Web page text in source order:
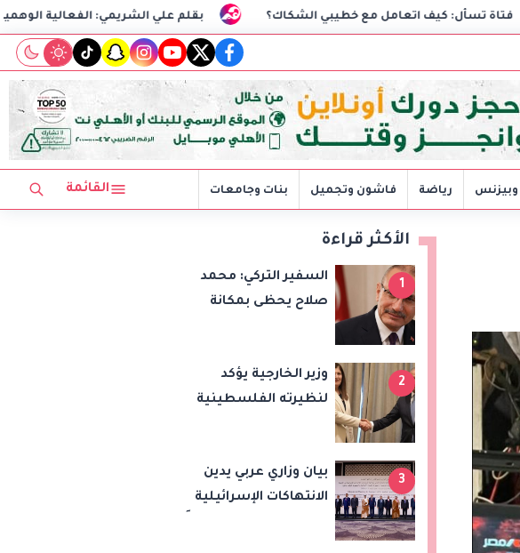
بقلم علي الشريمي: الفعالية الوهمية اتعامل مع خطيبي الشكاك؟
facebook
twitter
youtube
instagram
snapchat
tiktok
وبيزنس رياضة فاشون وتجميل بنات وجامعات القائمة
الأكثر قراءة
1
السفير التركي: محمد
صلاح يحظى بمكانة
سبور سيعزز طموحات
النادي
2
وزير الخارجية يؤكد
لنظيرته الفلسطينية
الدولة الفلسطينية
3
بيان وزاري عربي يدين
الانتهاكات الإسرائيلية